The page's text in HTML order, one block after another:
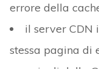
errore della
il server CDN
stessa pagina di